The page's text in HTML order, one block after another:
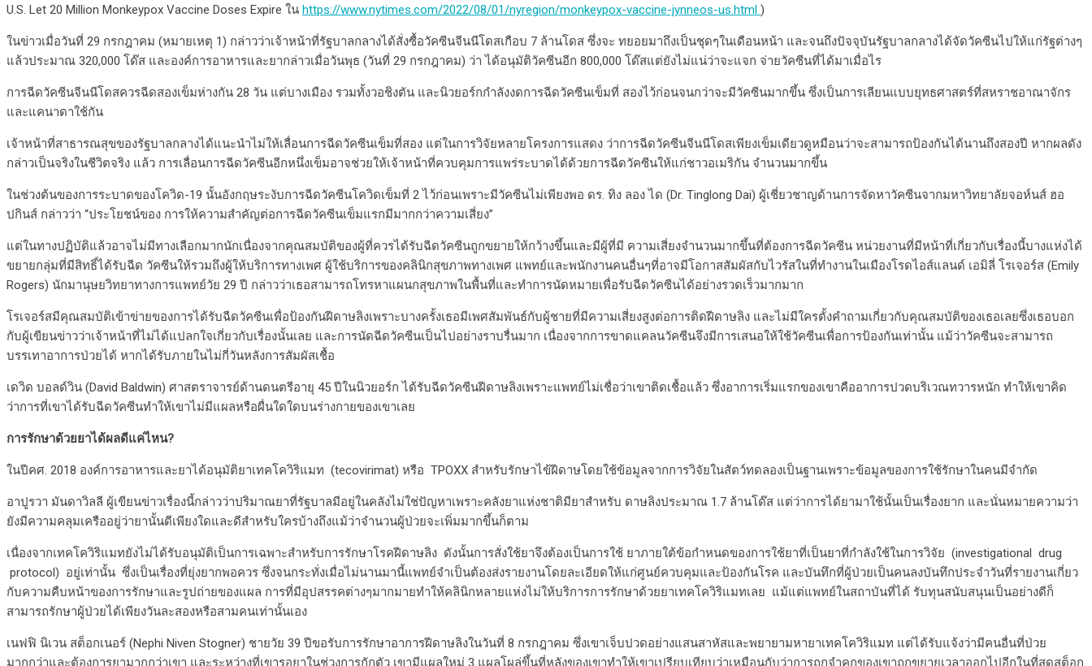
U.S. Let 20 Million Monkeypox Vaccine Doses Expire ใน https://www.nytimes.com/2022/08/01/nyregion/monkeypox-vaccine-jynneos-us.html )
ในข่าวเมื่อวันที่ 29 กรกฎาคม (หมายเหตุ 1) กล่าวว่าเจ้าหน้าที่รัฐบาลกลางได้สั่งซื้อวัคซีนจีนนีโดสเกือบ 7 ล้านโดส ซึ่งจะ ทยอยมาถึงเป็นชุดๆในเดือนหน้า และจนถึงปัจจุบันรัฐบาลกลางได้จัดวัคซีนไปให้แก่รัฐต่างๆ
แล้วประมาณ 320,000 โด๊ส และองค์การอาหารและยากล่าวเมื่อวันพุธ (วันที่ 29 กรกฎาคม) ว่า ได้อนุมัติวัคซีนอีก 800,000 โด๊สแต่ยังไม่แน่ว่าจะแจก จ่ายวัคซีนที่ได้มาเมื่อไร
การฉีดวัคซีนจีนนีโดสควรฉีดสองเข็มห่างกัน 28 วัน แต่บางเมือง รวมทั้งวอชิงตัน และนิวยอร์กกำลังงดการฉีดวัคซีนเข็มที่ สองไว้ก่อนจนกว่าจะมีวัคซีนมากขึ้น ซึ่งเป็นการเลียนแบบยุทธศาสตร์ที่สหราชอาณาจักร
และแคนาดาใช้กัน
เจ้าหน้าที่สาธารณสุขของรัฐบาลกลางได้แนะนำไม่ให้เลื่อนการฉีดวัคซีนเข็มที่สอง แต่ในการวิจัยหลายโครงการแสดง ว่าการฉีดวัคซีนจีนนีโดสเพียงเข็มเดียวดูหมือนว่าจะสามารถป้องกันได้นานถึงสองปี หากผลดัง
กล่าวเป็นจริงในชีวิตจริง แล้ว การเลื่อนการฉีดวัคซีนอีกหนึ่งเข็มอาจช่วยให้เจ้าหน้าที่ควบคุมการแพร่ระบาดได้ด้วยการฉีดวัคซีนให้แก่ชาวอเมริกัน จำนวนมากขึ้น
ในช่วงต้นของการระบาดของโควิด-19 นั้นอังกฤษระงับการฉีดวัคซีนโควิดเข็มที่ 2 ไว้ก่อนเพราะมีวัคซีนไม่เพียงพอ ดร. ทิง ลอง ได (Dr. Tinglong Dai) ผู้เชี่ยวชาญด้านการจัดหาวัคซีนจากมหาวิทยาลัยจอห์นส์ ฮอ
ปกินส์ กล่าวว่า “ประโยชน์ของ การให้ความสำคัญต่อการฉีดวัคซีนเข็มแรกมีมากกว่าความเสี่ยง”
แต่ในทางปฏิบัติแล้วอาจไม่มีทางเลือกมากนักเนื่องจากคุณสมบัติของผู้ที่ควรได้รับฉีดวัคซีนถูกขยายให้กว้างขึ้นและมีผู้ที่มี ความเสี่ยงจำนวนมากขึ้นที่ต้องการฉีดวัคซีน หน่วยงานที่มีหน้าที่เกี่ยวกับเรื่องนี้บางแห่งได้
ขยายกลุ่มที่มีสิทธิ์ได้รับฉีด วัคซีนให้รวมถึงผู้ให้บริการทางเพศ ผู้ใช้บริการของคลินิกสุขภาพทางเพศ แพทย์และพนักงานคนอื่นๆที่อาจมีโอกาสสัมผัสกับไวรัสในที่ทำงานในเมืองโรดไอส์แลนด์ เอมิลี่ โรเจอร์ส (Emily
Rogers) นักมานุษยวิทยาทางการแพทย์วัย 29 ปี กล่าวว่าเธอสามารถโทรหาแผนกสุขภาพในพื้นที่และทำการนัดหมายเพื่อรับฉีดวัคซีนได้อย่างรวดเร็วมากมาก
โรเจอร์สมีคุณสมบัติเข้าข่ายของการได้รับฉีดวัคซีนเพื่อป้องกันฝีดาษลิงเพราะบางครั้งเธอมีเพศสัมพันธ์กับผู้ชายที่มีความเสี่ยงสูงต่อการติดฝีดาษลิง และไม่มีใครตั้งคำถามเกี่ยวกับคุณสมบัติของเธอเลยซึ่งเธอบอก
กับผู้เขียนข่าวว่าเจ้าหน้าที่ไม่ได้แปลกใจเกี่ยวกับเรื่องนั้นเลย และการนัดฉีดวัคซีนเป็นไปอย่างราบรื่นมาก เนื่องจากการขาดแคลนวัคซีนจึงมีการเสนอให้ใช้วัคซีนเพื่อการป้องกันเท่านั้น แม้ว่าวัคซีนจะสามารถ
บรรเทาอาการป่วยได้ หากได้รับภายในไม่กี่วันหลังการสัมผัสเชื้อ
เดวิด บอลด์วิน (David Baldwin) ศาสตราจารย์ด้านดนตรีอายุ 45 ปีในนิวยอร์ก ได้รับฉีดวัคซีนฝีดาษลิงเพราะแพทย์ไม่เชื่อว่าเขาติดเชื้อแล้ว ซึ่งอาการเริ่มแรกของเขาคืออาการปวดบริเวณทวารหนัก ทำให้เขาคิด
ว่าการที่เขาได้รับฉีดวัคซีนทำให้เขาไม่มีแผลหรือผื่นใดใดบนร่างกายของเขาเลย
การรักษาด้วยยาได้ผลดีแค่ไหน?
ในปีคศ. 2018 องค์การอาหารและยาได้อนุมัติยาเทคโควิริแมท (tecovirimat) หรือ TPOXX สำหรับรักษาไข้ฝีดาษโดยใช้ข้อมูลจากการวิจัยในสัตว์ทดลองเป็นฐานเพราะข้อมูลของการใช้รักษาในคนมีจำกัด
อาปูรวา มันดาวิลลี ผู้เขียนข่าวเรื่องนี้กล่าวว่าปริมาณยาที่รัฐบาลมีอยู่ในคลังไม่ใช่ปัญหาเพราะคลังยาแห่งชาติมียาสำหรับ ดาษลิงประมาณ 1.7 ล้านโด๊ส แต่ว่าการได้ยามาใช้นั้นเป็นเรื่องยาก และนั่นหมายความว่า
ยังมีความคลุมเครืออยู่ว่ายานั้นดีเพียงใดและดีสำหรับใครบ้างถึงแม้ว่าจำนวนผู้ป่วยจะเพิ่มมากขึ้นก็ตาม
เนื่องจากเทคโควิริแมทยังไม่ได้รับอนุมัติเป็นการเฉพาะสำหรับการรักษาโรคฝีดาษลิง ดังนั้นการสั่งใช้ยาจึงต้องเป็นการใช้ ยาภายใต้ข้อกำหนดของการใช้ยาที่เป็นยาที่กำลังใช้ในการวิจัย (investigational drug
protocol) อยู่เท่านั้น ซึ่งเป็นเรื่องที่ยุ่งยากพอควร ซึ่งจนกระทั่งเมื่อไม่นานมานี้แพทย์จำเป็นต้องส่งรายงานโดยละเอียดให้แก่ศูนย์ควบคุมและป้องกันโรค และบันทึกที่ผู้ป่วยเป็นคนลงบันทึกประจำวันที่รายงานเกี่ยว
กับความคืบหน้าของการรักษาและรูปถ่ายของแผล การที่มีอุปสรรคต่างๆมากมายทำให้คลินิกหลายแห่งไม่ให้บริการการรักษาด้วยยาเทคโควิริแมทเลย แม้แต่แพทย์ในสถาบันที่ได้ รับทุนสนับสนุนเป็นอย่างดีก็
สามารถรักษาผู้ป่วยได้เพียงวันละสองหรือสามคนเท่านั้นเอง
เนฟฟิ นิเวน สต็อกเนอร์ (Nephi Niven Stogner) ชายวัย 39 ปีขอรับการรักษาอาการฝีดาษลิงในวันที่ 8 กรกฎาคม ซึ่งเขาเจ็บปวดอย่างแสนสาหัสและพยายามหายาเทคโควิริแมท แต่ได้รับแจ้งว่ามีคนอื่นที่ป่วย
มากกว่าและต้องการยามากกว่าเขา และระหว่างที่เขารอยาในช่วงการกักตัว เขามีแผลใหม่ 3 แผลโผล่ขึ้นที่หลังของเขาทำให้เขาเปรียบเทียบว่าเหมือนกับว่าการถูกจำคุกของเขาถูกขยายเวลาออกไปอีกในที่สุดสต็อก